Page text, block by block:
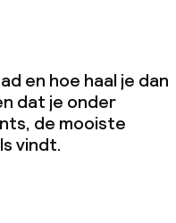
en hoe haal je dan
dat je onder
de mooiste
vindt.